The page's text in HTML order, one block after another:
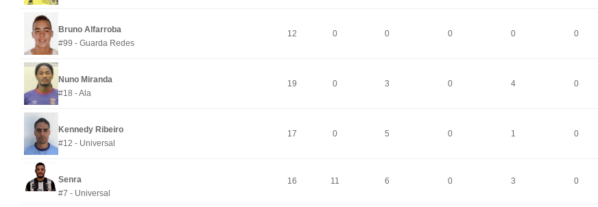
Bruno Alfarroba
#99 - Guarda Redes
12 0 0 0 0 0
Nuno Miranda
#18 - Ala
19 0 3 0 4 0
Kennedy Ribeiro
#12 - Universal
17 0 5 0 1 0
Senra
#7 - Universal
16 11 6 0 3 0